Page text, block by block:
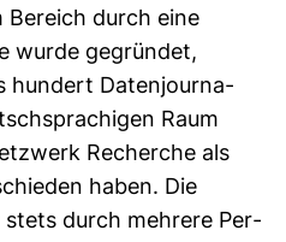
Bereich durch eine
wurde gegründet,
hun­dert Daten­jour­na­
Raum
Recherche als
haben. Die
stets durch meh­rere Per­